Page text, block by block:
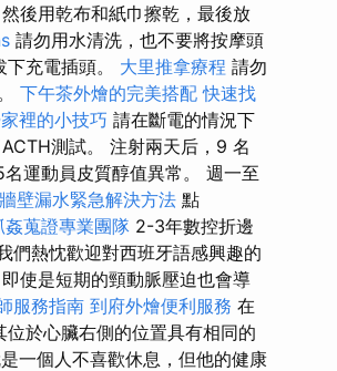
後用乾布和紙巾擦乾，最後放
請勿用水清洗，也不要將按摩頭
充電插頭。 大里推拿療程 請勿
下午茶外燴的完美搭配 快速找
裡的小技巧 請在斷電的情況下
測試。 注射兩天后，9 名
運動員皮質醇值異常。 週一至
牆壁漏水緊急解決方法 點
姦蒐證專業團隊 2-3年數控折邊
們熱忱歡迎對西班牙語感興趣的
使是短期的頸動脈壓迫也會導
服務指南 到府外燴便利服務 在
位於心臟右側的位置具有相同的
一個人不喜歡休息，但他的健康